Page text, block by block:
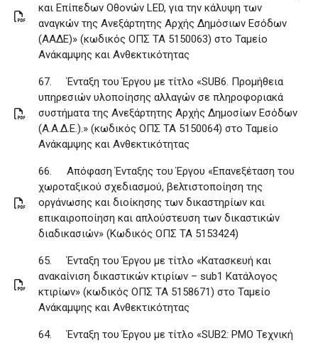
και Επίπεδων Οθονών LED, για την κάλυψη των
αναγκών της Ανεξάρτητης Αρχής Δημόσιων Εσόδων
(ΑΑΔΕ)» (κωδικός ΟΠΣ ΤΑ 5150063) στο Ταμείο
Ανάκαμψης και Ανθεκτικότητας
67.
Ένταξη του Έργου με τίτλο «SUB6. Προμήθεια
υπηρεσιών υλοποίησης αλλαγών σε πληροφοριακά
συστήματα της Ανεξάρτητης Αρχής Δημοσίων Εσόδων
(Α.Α.Δ.Ε.).» (κωδικός ΟΠΣ ΤΑ 5150064) στο Ταμείο
Ανάκαμψης και Ανθεκτικότητας
66.
Απόφαση Ένταξης του Έργου «Επανεξέταση του
χωροταξικού σχεδιασμού, βελτιστοποίηση της
οργάνωσης και διοίκησης των δικαστηρίων και
επικαιροποίηση και απλούστευση των δικαστικών
διαδικασιών» (Κωδικός ΟΠΣ ΤΑ 5153424)
65.
Ένταξη του Έργου με τίτλο «Κατασκευή και
ανακαίνιση δικαστικών κτιρίων – sub1 Κατάλογος
κτιρίων» (κωδικός ΟΠΣ ΤΑ 5158671) στο Ταμείο
Ανάκαμψης και Ανθεκτικότητας
64.
Ένταξη του Έργου με τίτλο «SUB2: PMO Τεχνική